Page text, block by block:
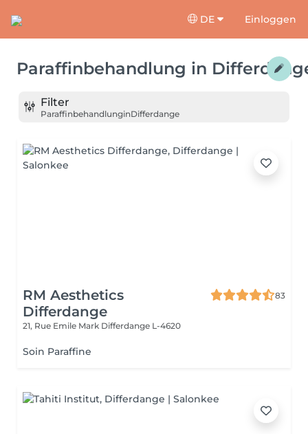
DE Einloggen
Paraffinbehandlung in
Filter
ParaffinbehandlunginDifferdange
RM Aesthetics
Differdange
83
21, Rue Emile Mark Differdange L-4620
Soin Paraffine